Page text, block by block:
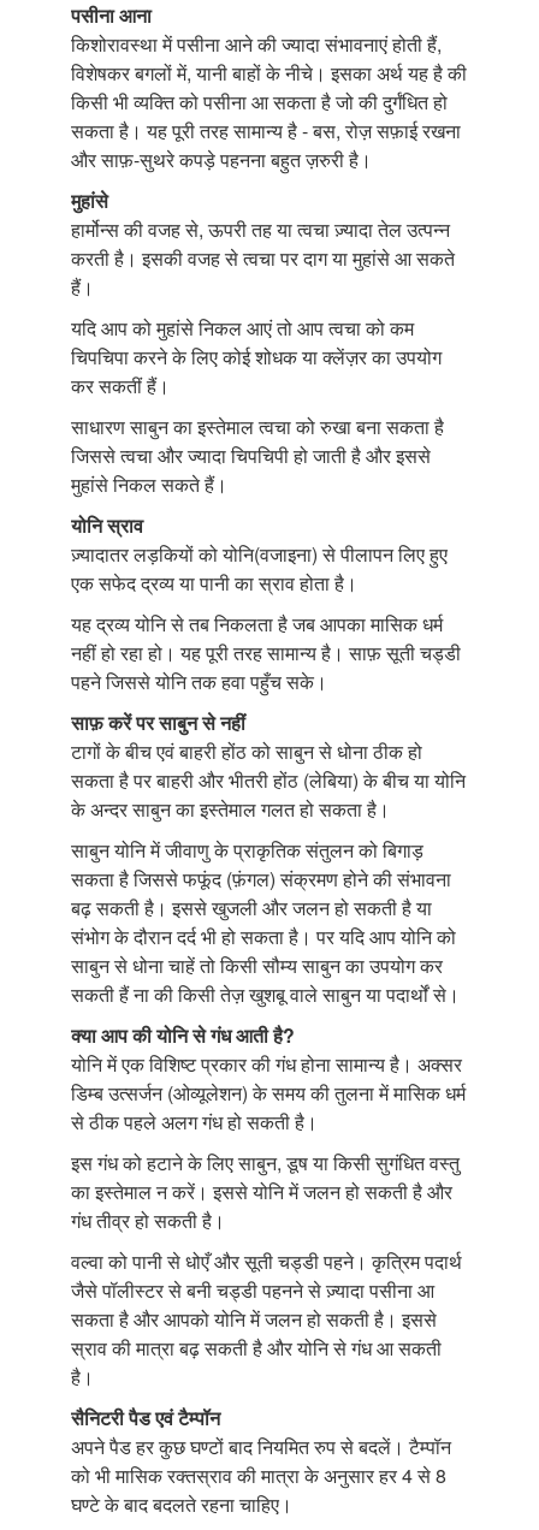
पसीना आना
किशोरावस्था में पसीना आने की ज्यादा संभावनाएं होती हैं,
विशेषकर बगलों में, यानी बाहों के नीचे। इसका अर्थ यह है की
किसी भी व्यक्ति को पसीना आ सकता है जो की दुर्गंधित हो
सकता है। यह पूरी तरह सामान्य है - बस, रोज़ सफ़ाई रखना
और साफ़-सुथरे कपड़े पहनना बहुत ज़रुरी है।
मुहांसे
हार्मोन्स की वजह से, ऊपरी तह या त्वचा ज़्यादा तेल उत्पन्न
करती है। इसकी वजह से त्वचा पर दाग या मुहांसे आ सकते
हैं।
यदि आप को मुहांसे निकल आएं तो आप त्वचा को कम
चिपचिपा करने के लिए कोई शोधक या क्लेंज़र का उपयोग
कर सकतीं हैं।
साधारण साबुन का इस्तेमाल त्वचा को रुखा बना सकता है
जिससे त्वचा और ज्यादा चिपचिपी हो जाती है और इससे
मुहांसे निकल सकते हैं।
योनि स्राव
ज़्यादातर लड़कियों को योनि(वजाइना) से पीलापन लिए हुए
एक सफेद द्रव्य या पानी का स्राव होता है।
यह द्रव्य योनि से तब निकलता है जब आपका मासिक धर्म
नहीं हो रहा हो। यह पूरी तरह सामान्य है। साफ़ सूती चड्डी
पहने जिससे योनि तक हवा पहुँच सके।
साफ़ करें पर साबुन से नहीं
टागों के बीच एवं बाहरी होंठ को साबुन से धोना ठीक हो
सकता है पर बाहरी और भीतरी होंठ (लेबिया) के बीच या योनि
के अन्दर साबुन का इस्तेमाल गलत हो सकता है।
साबुन योनि में जीवाणु के प्राकृतिक संतुलन को बिगाड़
सकता है जिससे फफूंद (फ़ंगल) संक्रमण होने की संभावना
बढ़ सकती है। इससे खुजली और जलन हो सकती है या
संभोग के दौरान दर्द भी हो सकता है। पर यदि आप योनि को
साबुन से धोना चाहें तो किसी सौम्य साबुन का उपयोग कर
सकती हैं ना की किसी तेज़ खुशबू वाले साबुन या पदार्थों से।
क्या आप की योनि से गंध आती है?
योनि में एक विशिष्ट प्रकार की गंध होना सामान्य है। अक्सर
डिम्ब उत्सर्जन (ओव्यूलेशन) के समय की तुलना में मासिक धर्म
से ठीक पहले अलग गंध हो सकती है।
इस गंध को हटाने के लिए साबुन, डूष या किसी सुगंधित वस्तु
का इस्तेमाल न करें। इससे योनि में जलन हो सकती है और
गंध तीव्र हो सकती है।
वल्वा को पानी से धोएँ और सूती चड्डी पहने। कृत्रिम पदार्थ
जैसे पॉलीस्टर से बनी चड्डी पहनने से ज़्यादा पसीना आ
सकता है और आपको योनि में जलन हो सकती है। इससे
स्राव की मात्रा बढ़ सकती है और योनि से गंध आ सकती
है।
सैनिटरी पैड एवं टैम्पॉन
अपने पैड हर कुछ घण्टों बाद नियमित रुप से बदलें। टैम्पॉन
को भी मासिक रक्तस्राव की मात्रा के अनुसार हर 4 से 8
घण्टे के बाद बदलते रहना चाहिए।